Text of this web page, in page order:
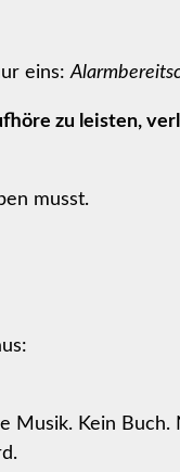
eins:
zu leisten,
musst.
Musik. Kein Buch.